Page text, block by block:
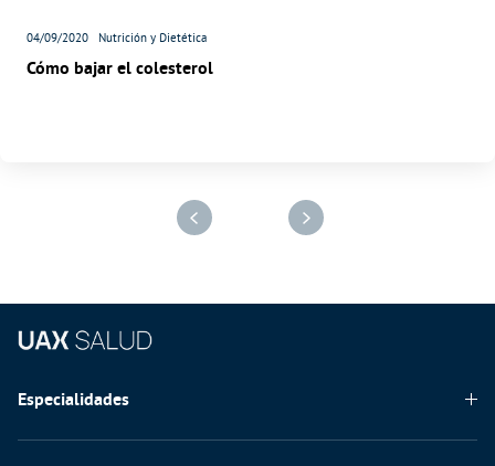
04/09/2020 Nutrición y Dietética
Cómo bajar el colesterol
Especialidades
Odontología